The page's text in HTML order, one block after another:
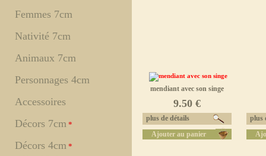
Femmes 7cm
Nativité 7cm
Animaux 7cm
Personnages 4cm
Accessoires
Décors 7cm *
Décors 4cm *
mendiant avec son singe
9.50 €
plus de détails
Ajouter au panier
plus